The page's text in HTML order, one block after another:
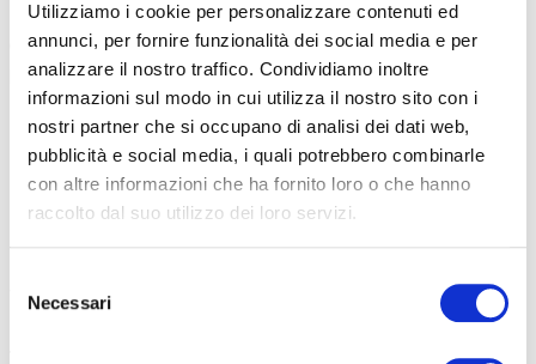
Utilizziamo i cookie per personalizzare contenuti ed
annunci, per fornire funzionalità dei social media e per
analizzare il nostro traffico. Condividiamo inoltre
informazioni sul modo in cui utilizza il nostro sito con i
nostri partner che si occupano di analisi dei dati web,
pubblicità e social media, i quali potrebbero combinarle
con altre informazioni che ha fornito loro o che hanno
raccolto dal suo utilizzo dei loro servizi.
delNecessari
«Abbiamo preparato un brevetto – continua Panighel – Un brevetto
che si raggiunge concludendo 12 percorsi in un anno. A quel
punto si riceve una maglia, una medaglia e un attestato.
qualcosa di agonistico, ma ci si pone però un obiettivo da portare
avanti nel corso anno. Un obiettivo perseguibile in assoluta libertà,
senza stress. Bisogna completare un percorso in ognuna delle
sette province venete e poi aggiungerne altri cinque a scelta».
Venice, richiamasse flussi anche da fuori. Che strizzasse l’occhio